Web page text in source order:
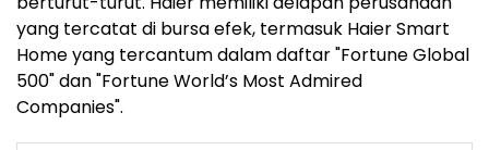
yang tercatat di bursa efek, termasuk Haier Smart
Home yang tercantum dalam daftar "Fortune Global
500" dan "Fortune World’s Most Admired
Companies".